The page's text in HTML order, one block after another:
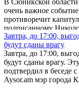
В Сюникской области
очень важное
противоречит
подписанному
нет ни слова,
другими
Об этом заявила на
требованием об
Армении Никола
бывший вице-спикер,
Завтра, до 17:00,
будут сданы врагу
Завтра, до 17:00,
будут сданы врагу.
подтвердил в беседе
Aysor.am мэр города